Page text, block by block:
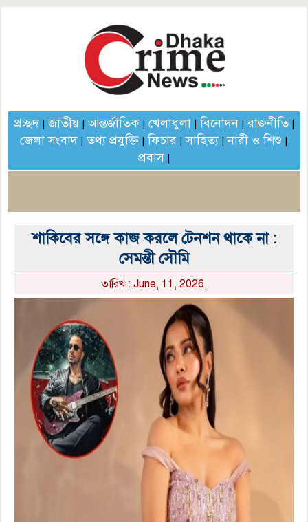
প্রচ্ছদ|জাতীয়|আন্তর্জাতিক| খেলাধুলা|বিনোদন|রাজনীতি|
জেলা সংবাদ|তথ্য প্রযুক্তি |ফিচার |সাহিত্য|নারী ও শিশু |
প্রবাস|
শাকিবের সঙ্গে কাজ করলে টেনশন থাকে না :
সেমন্তী সৌমি
তারিখ : June, 11, 2026,